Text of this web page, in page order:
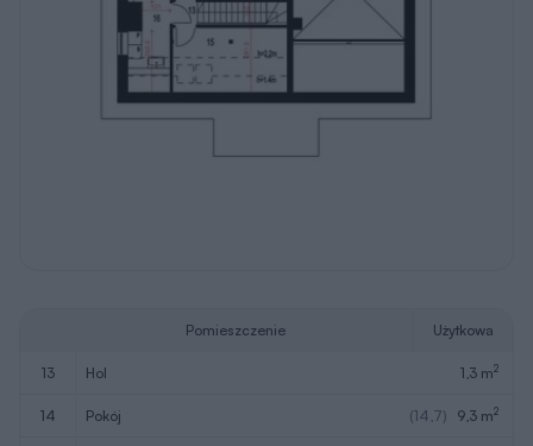
Pomieszczenie Użytkowa
13 hol 1,3 m2
14 pokój (14,7) 9,3 m2